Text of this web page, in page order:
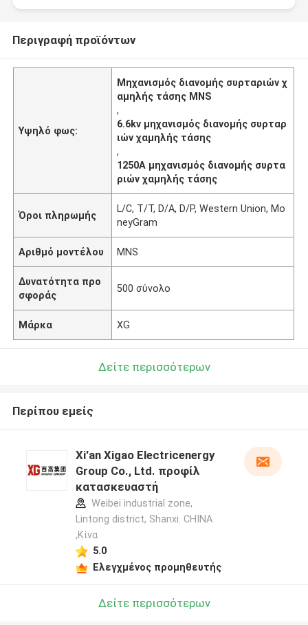
Περιγραφή προϊόντων
Υψηλό φως:
Μηχανισμός διανομής συρταριών χ
αμηλής τάσης MNS
,
6.6kv μηχανισμός διανομής συρταρ
ιών χαμηλής τάσης
,
1250A μηχανισμός διανομής συρτα
ριών χαμηλής τάσης
Όροι πληρωμής
L/C, T/T, D/A, D/P, Western Union, Mo
neyGram
Αριθμό μοντέλου MNS
Δυνατότητα προ
σφοράς
500 σύνολο
Μάρκα XG
Δείτε περισσότερων
Περίπου εμείς
Xi'an Xigao Electricenergy
Group Co., Ltd. προφίλ
κατασκευαστή
Weibei industrial zone,
Lintong district, Shanxi. CHINA
,Κίνα
5.0
Ελεγχμένος προμηθευτής
Δείτε περισσότερων